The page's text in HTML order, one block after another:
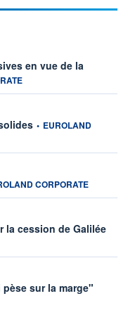
en vue de la
information fournie par
• EUROLAND
fournie par
CORPORATE
la cession de Galilée
sur la marge"